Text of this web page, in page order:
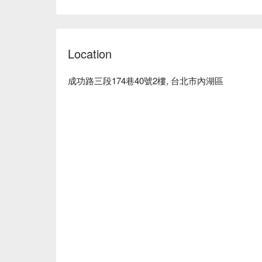
Location
成功路三段174巷40號2樓, 台北市內湖區